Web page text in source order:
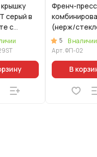
крышку
серый в
с
Френч-пресс
(нерж/
1000мл
5
В наличии
Арт.ФП-02
В